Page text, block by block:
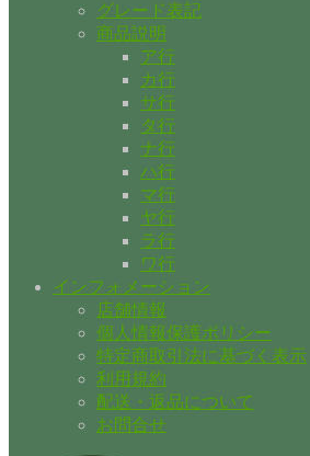
グレード表記
商品説明
ア行
カ行
サ行
タ行
ナ行
ハ行
マ行
ヤ行
ラ行
ワ行
インフォメーション
店舗情報
個人情報保護ポリシー
特定商取引法に基づく表示
利用規約
配送・返品について
お問合せ